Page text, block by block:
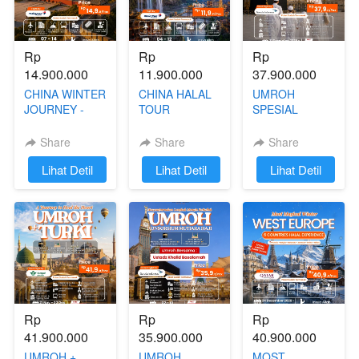
Rp
14.900.000
CHINA WINTER
JOURNEY -
SHANGHAI
HALAL 07 - 14
JANUARI 2027
Share
`Lihat Detil
Rp
11.900.000
CHINA HALAL
TOUR
FENGHUANG -
CHONGQING -
ZHANGJIAJIE)
04 - 12
SEPTEMBER
2026
Share
`
Lihat Detil
Rp
37.900.000
UMROH
SPESIAL
AKHIR TAHUN
31 DESEMBER
2026 - 08
JANUARI 2027
Share
`Lihat Detil
Rp
41.900.000
Rp
35.900.000
Rp
40.900.000